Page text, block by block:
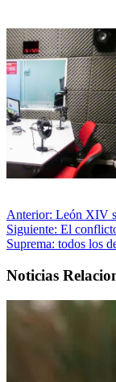
Anterior: León XIV
Siguiente: El
Suprema: todos los
Noticias